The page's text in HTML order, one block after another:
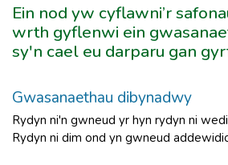
Ein nod yw cyflawni’r
wrth gyflenwi ein
sy'n cael eu darparu gan
Gwasanaethau dibynadwy
Rydyn ni'n gwneud yr hyn rydyn ni
Rydyn ni dim ond yn gwneud